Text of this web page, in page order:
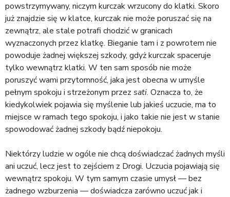
powstrzymywany, niczym kurczak wrzucony do klatki. Skoro
już znajdzie się w klatce, kurczak nie może poruszać się na
zewnątrz, ale stale potrafi chodzić w granicach
wyznaczonych przez klatkę. Bieganie tam i z powrotem nie
powoduje żadnej większej szkody, gdyż kurczak spaceruje
tylko wewnątrz klatki. W ten sam sposób nie może
poruszyć wami przytomność, jaka jest obecna w umyśle
pełnym spokoju i strzeżonym przez sati. Oznacza to, że
kiedykolwiek pojawia się myślenie lub jakieś uczucie, ma to
miejsce w ramach tego spokoju, i jako takie nie jest w stanie
spowodować żadnej szkody bądź niepokoju.
Niektórzy ludzie w ogóle nie chcą doświadczać żadnych myśli
ani uczuć, lecz jest to zejściem z Drogi. Uczucia pojawiają się
wewnątrz spokoju. W tym samym czasie umysł — bez
żadnego wzburzenia — doświadcza zarówno uczuć jak i